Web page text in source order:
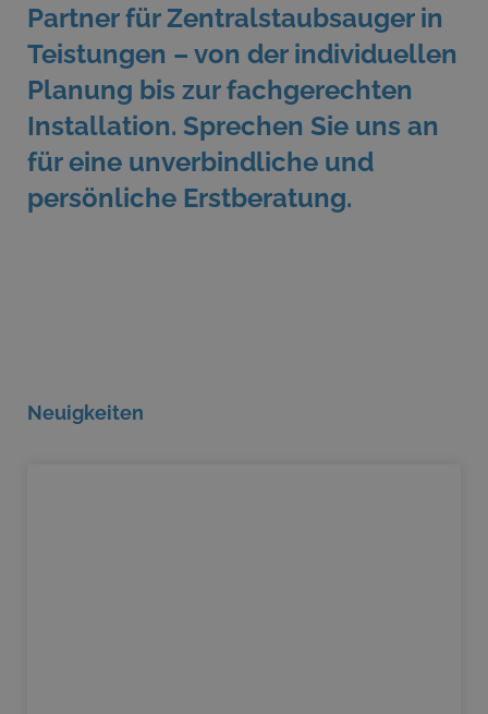
Partner für Zentralstaubsauger in
Teistungen – von der individuellen
Planung bis zur fachgerechten
Installation. Sprechen Sie uns an
für eine unverbindliche und
persönliche Erstberatung.
Neuigkeiten